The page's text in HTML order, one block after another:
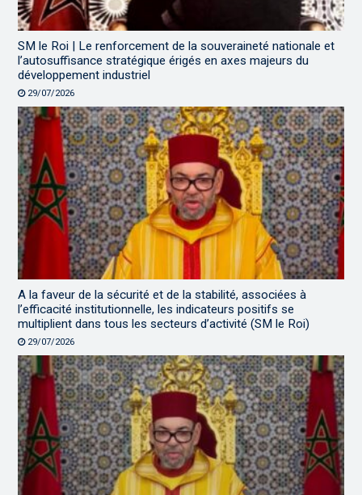
SM le Roi | Le renforcement de la souveraineté nationale et
l’autosuffisance stratégique érigés en axes majeurs du
développement industriel
29/07/2026
A la faveur de la sécurité et de la stabilité, associées à
l’efficacité institutionnelle, les indicateurs positifs se
multiplient dans tous les secteurs d’activité (SM le Roi)
29/07/2026